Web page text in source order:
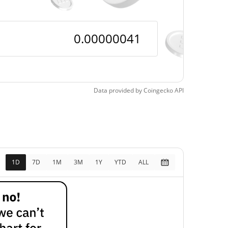
$<0.000001
$<0.000001
$0,00001397
Data provided byCoingeckoAPI
1D 7D 1M 3M 1Y YTD ALL